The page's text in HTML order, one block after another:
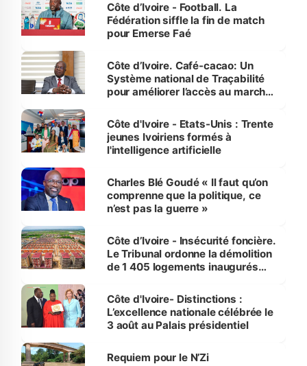
Côte d’Ivoire - Football. La
Fédération siffle la fin de match
pour Emerse Faé
Côte d’Ivoire. Café-cacao: Un
Système national de Traçabilité
pour améliorer l’accès au marché
Côte d'Ivoire - Etats-Unis : Trente
jeunes Ivoiriens formés à
l'intelligence artificielle
Charles Blé Goudé « Il faut qu’on
comprenne que la politique, ce
n’est pas la guerre »
Côte d’Ivoire - Insécurité foncière.
Le Tribunal ordonne la démolition
de 1 405 logements inaugurés
Bassam
Côte d'Ivoire- Distinctions :
L’excellence nationale célébrée le
3 août au Palais présidentiel
Requiem pour le N’Zi